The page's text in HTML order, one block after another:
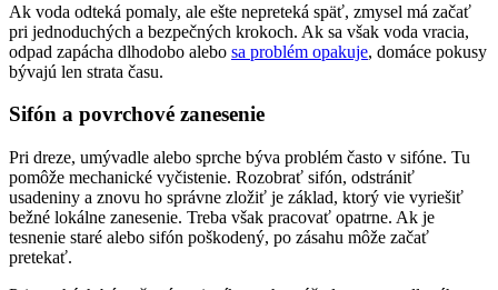
Ak voda odteká pomaly, ale ešte nepreteká späť, zmysel má začať
pri jednoduchých a bezpečných krokoch. Ak sa však voda vracia,
odpad zapácha dlhodobo alebo sa problém opakuje, domáce pokusy
bývajú len strata času.
Sifón a povrchové zanesenie
Pri dreze, umývadle alebo sprche býva problém často v sifóne. Tu
pomôže mechanické vyčistenie. Rozobrať sifón, odstrániť
usadeniny a znovu ho správne zložiť je základ, ktorý vie vyriešiť
bežné lokálne zanesenie. Treba však pracovať opatrne. Ak je
tesnenie staré alebo sifón poškodený, po zásahu môže začať
pretekať.